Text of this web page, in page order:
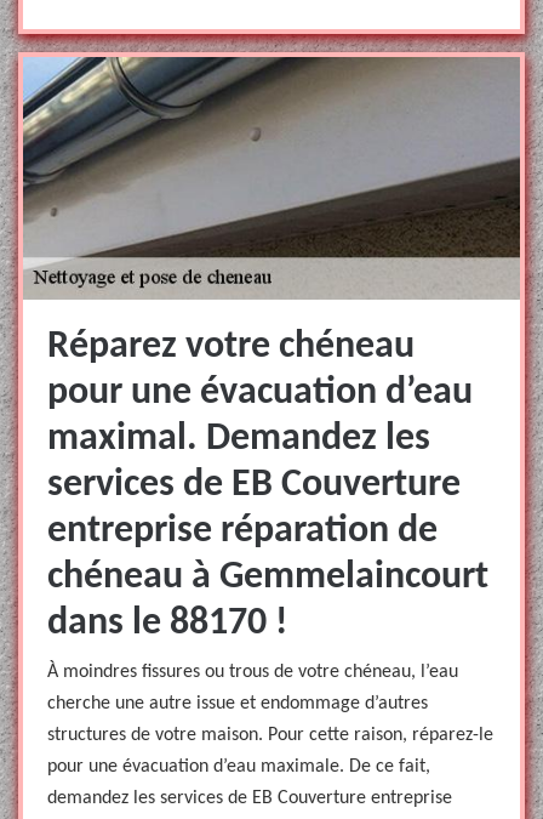
Réparez votre chéneau
pour une évacuation d’eau
maximal. Demandez les
services de EB Couverture
entreprise réparation de
chéneau à Gemmelaincourt
dans le 88170 !
À moindres fissures ou trous de votre chéneau, l’eau
cherche une autre issue et endommage d’autres
structures de votre maison. Pour cette raison, réparez-le
pour une évacuation d’eau maximale. De ce fait,
demandez les services de EB Couverture entreprise